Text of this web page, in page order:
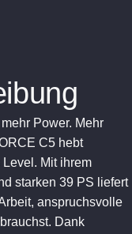
Power. Mehr
C5 hebt
Mit ihrem
starken 39 PS liefert
anspruchsvolle
Dank